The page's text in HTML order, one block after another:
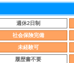
週休2日制
社会保険完備
未経験可
履歴書不要